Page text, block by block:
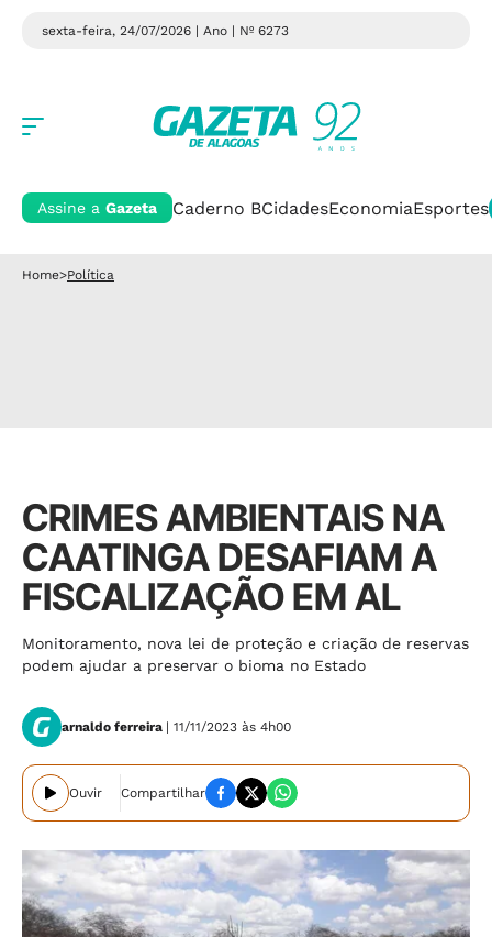
sexta-feira, 24/07/2026 | Ano | Nº 6273
Assine a Gazeta Caderno BCidadesEconomiaEsportes
Home>Política
CRIMES AMBIENTAIS NA
CAATINGA DESAFIAM A
FISCALIZAÇÃO EM AL
Monitoramento, nova lei de proteção e criação de reservas
podem ajudar a preservar o bioma no Estado
arnaldo ferreira | 11/11/2023 às 4h00
Ouvir Compartilhar